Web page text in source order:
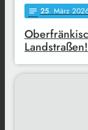
notes 25. März
Landstraßen!